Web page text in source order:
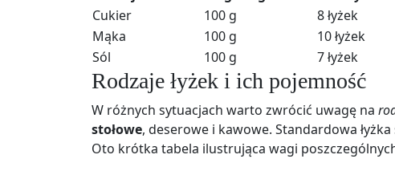
Cukier
100 g
8 łyżek
Mąka
100 g
10 łyżek
Sól
100 g 7 łyżek
Rodzaje łyżek i ich pojemność
W różnych sytuacjach warto zwrócić uwagę na
stołowe, deserowe i kawowe. Standardowa
Oto krótka tabela ilustrująca wagi